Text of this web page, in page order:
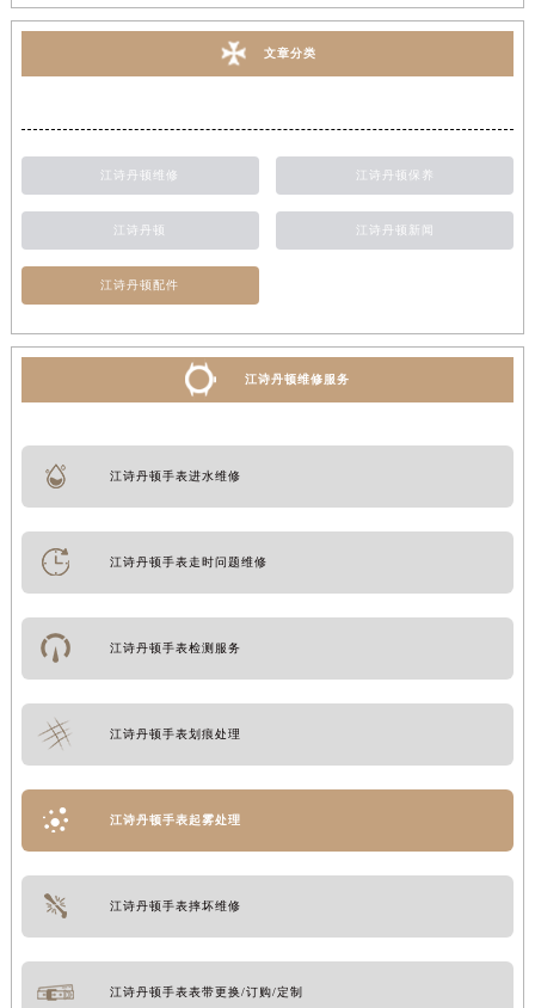
文章分类
江诗丹顿维修 江诗丹顿保养
江诗丹顿 江诗丹顿新闻
江诗丹顿配件
江诗丹顿维修服务
江诗丹顿手表进水维修
江诗丹顿手表走时问题维修
江诗丹顿手表检测服务
江诗丹顿手表划痕处理
江诗丹顿手表起雾处理
江诗丹顿手表摔坏维修
江诗丹顿手表表带更换/订购/定制